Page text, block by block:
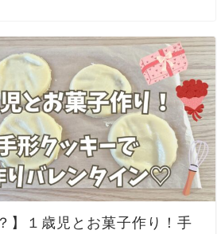
】１歳児とお菓子作り！手